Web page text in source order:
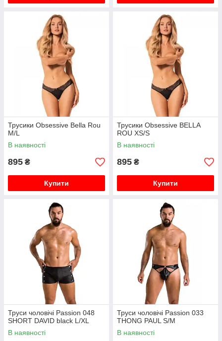
Трусики Obsessive Bella Rou
M/L
В наявності
895 ₴
Купити
Трусики Obsessive BELLA
ROU XS/S
В наявності
895 ₴
Купити
Труси чоловічі Passion 048
SHORT DAVID black L/XL
В наявності
Труси чоловічі Passion 033
THONG PAUL S/M
В наявності